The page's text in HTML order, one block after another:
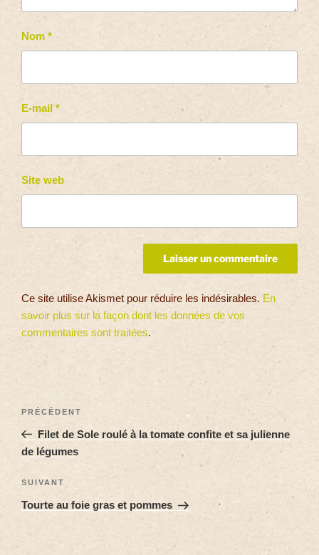
Nom *
E-mail *
Site web
Ce site utilise Akismet pour réduire les indésirables. En
savoir plus sur la façon dont les données de vos
commentaires sont traitées.
PRÉCÉDENT
Filet de Sole roulé à la tomate confite et sa julienne
de légumes
SUIVANT
Tourte au foie gras et pommes